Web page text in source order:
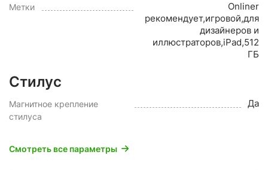
Метки
Onliner
рекомендует,игровой,для
дизайнеров и
иллюстраторов,iPad,512
ГБ
Стилус
Магнитное крепление
стилуса
Да
Смотреть все параметры